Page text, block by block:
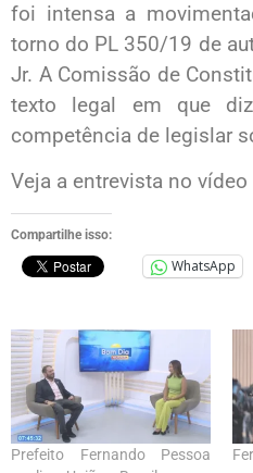
foi intensa a
torno do PL 350/19 de
Jr. A Comissão de
texto legal em que
competência de legislar
Veja a entrevista no
Compartilhe isso:
WhatsApp
Prefeito Fernando Pessoa